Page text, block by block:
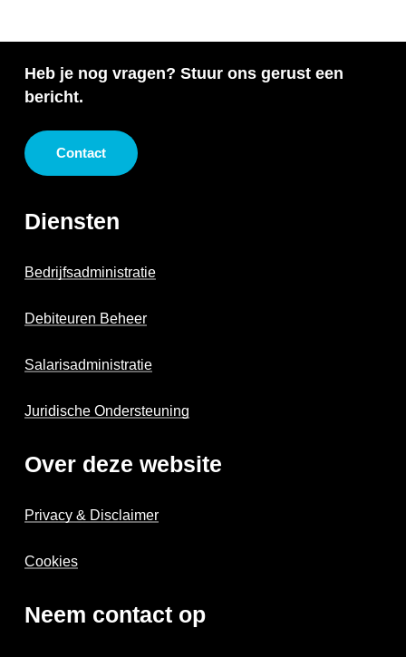
Heb je nog vragen? Stuur ons gerust een
bericht.
Contact
Diensten
Bedrijfsadministratie
Debiteuren Beheer
Salarisadministratie
Juridische Ondersteuning
Over deze website
Privacy & Disclaimer
Cookies
Neem contact op